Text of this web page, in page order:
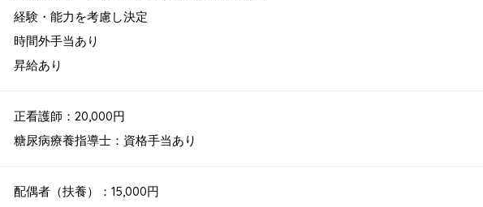
経験・能力を考慮し決定
時間外手当あり
昇給あり
正看護師：20,000円
糖尿病療養指導士：資格手当あり
配偶者（扶養）：15,000円